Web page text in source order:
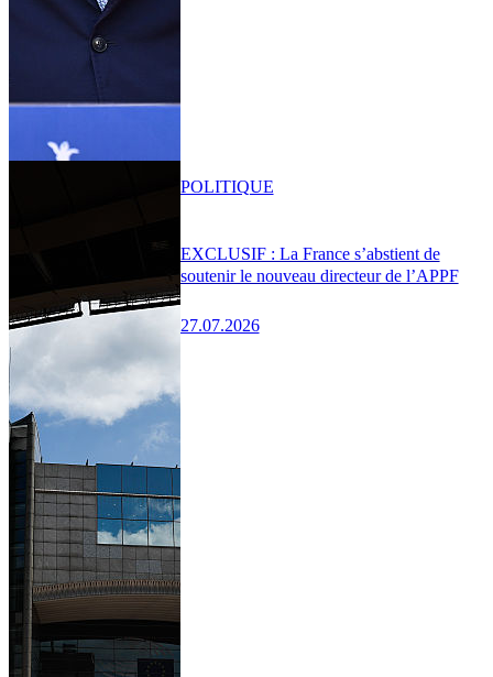
EXCLUSIF : La France s’abstient de
soutenir le nouveau directeur de l’APPF
27.07.2026
POLITIQUE